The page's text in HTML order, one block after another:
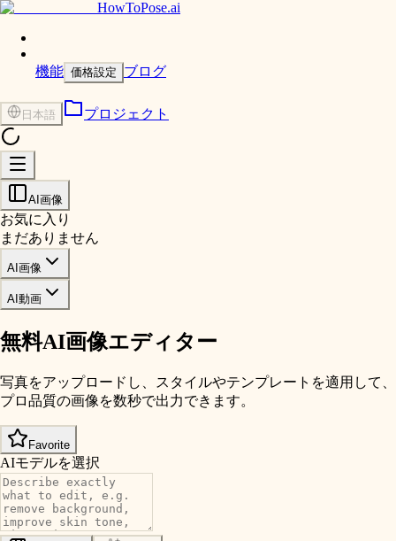
HowToPose.ai
機能 価格設定 ブログ
日本語 プロジェクト
AI画像
お気に入り
まだありません
AI画像
AI動画
無料AI画像エディター
写真をアップロードし、スタイルやテンプレートを適用して、
プロ品質の画像を数秒で出力できます。
Favorite
AIモデルを選択